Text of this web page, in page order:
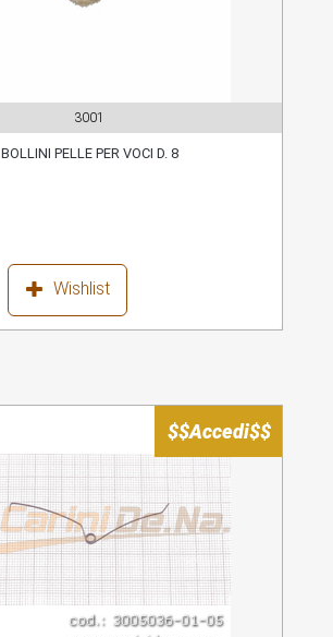
3001
BOLLINI PELLE PER VOCI D. 8
Wishlist
$$Accedi$$